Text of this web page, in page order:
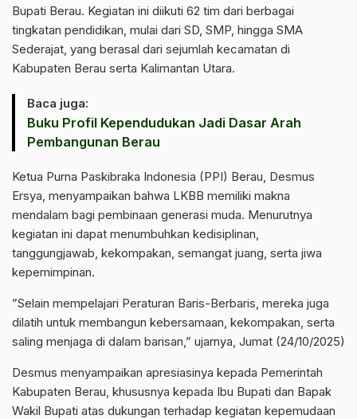
Bupati Berau. Kegiatan ini diikuti 62 tim dari berbagai
tingkatan pendidikan, mulai dari SD, SMP, hingga SMA
Sederajat, yang berasal dari sejumlah kecamatan di
Kabupaten Berau serta Kalimantan Utara.
Baca juga:
Buku Profil Kependudukan Jadi Dasar Arah
Pembangunan Berau
‎Ketua Purna Paskibraka Indonesia (PPI) Berau, Desmus
Ersya, menyampaikan bahwa LKBB memiliki makna
mendalam bagi pembinaan generasi muda. Menurutnya
kegiatan ini dapat menumbuhkan kedisiplinan,
tanggungjawab, kekompakan, semangat juang, serta jiwa
kepemimpinan.
‎”Selain mempelajari Peraturan Baris-Berbaris, mereka juga
dilatih untuk membangun kebersamaan, kekompakan, serta
saling menjaga di dalam barisan,” ujarnya, Jumat (24/10/2025)
‎Desmus menyampaikan apresiasinya kepada Pemerintah
Kabupaten Berau, khususnya kepada Ibu Bupati dan Bapak
Wakil Bupati atas dukungan terhadap kegiatan kepemudaan